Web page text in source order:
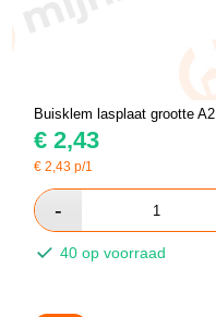
Buisklem lasplaat grootte A2
€ 2,43
€2,43 p/1
40 op voorraad